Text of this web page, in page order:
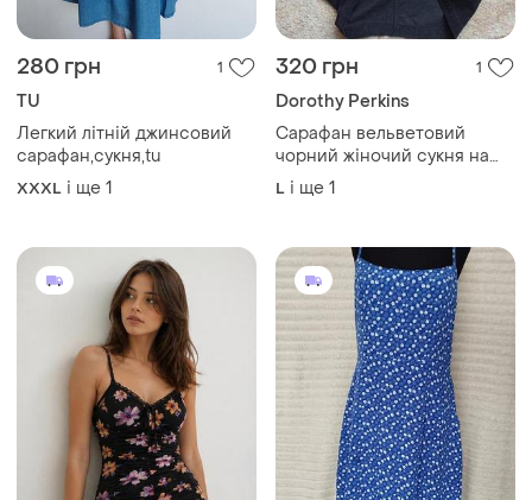
280 грн 1
TU
Легкий літній джинсовий
сарафан,сукня,tu
XXXL і ще 1
320 грн 1
Dorothy Perkins
Сарафан вельветовий
чорний жіночий сукня на
бретелях
L і ще 1